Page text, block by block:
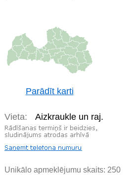
Parādīt karti
Vieta: Aizkraukle un raj.
Unikālo apmeklējumu skaits: 250